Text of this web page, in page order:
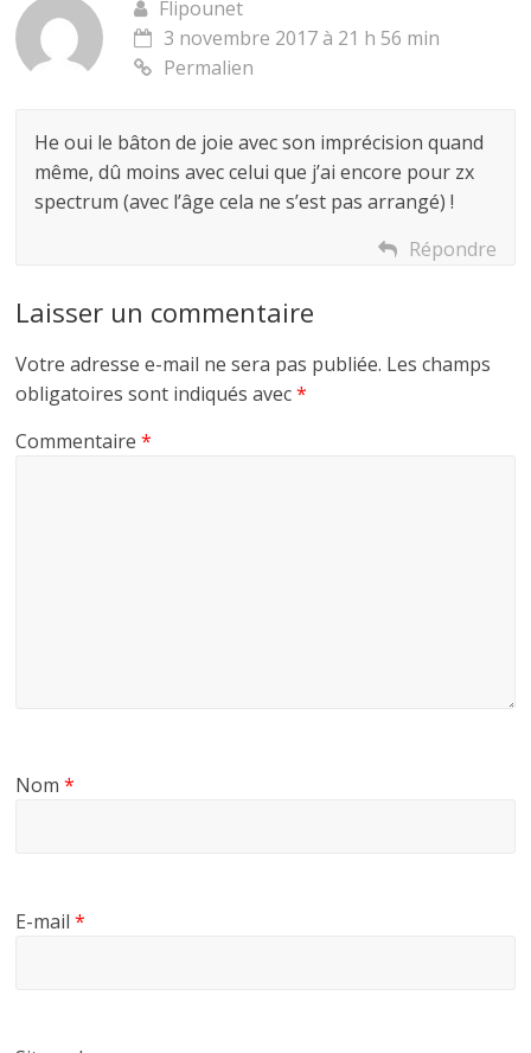
Flipounet
3 novembre 2017 à 21 h 56 min
Permalien
He oui le bâton de joie avec son imprécision quand
même, dû moins avec celui que j’ai encore pour zx
spectrum (avec l’âge cela ne s’est pas arrangé) !
Répondre
Laisser un commentaire
Votre adresse e-mail ne sera pas publiée. Les champs
obligatoires sont indiqués avec*
Commentaire*
Nom*
E-mail*